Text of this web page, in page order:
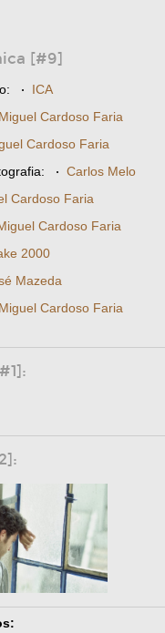
[#9]
· ICA
Miguel Cardoso Faria
Cardoso Faria
· Carlos Melo
Cardoso Faria
Cardoso Faria
2000
Mazeda
Miguel Cardoso Faria